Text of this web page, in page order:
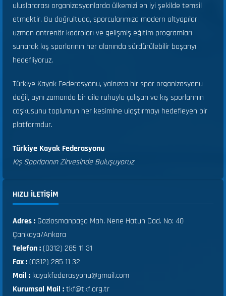
uluslararası organizasyonlarda ülkemizi en iyi şekilde temsil
etmektir. Bu doğrultuda, sporcularımıza modern altyapılar,
uzman antrenör kadroları ve gelişmiş eğitim programları
sunarak kış sporlarının her alanında sürdürülebilir başarıyı
hedefliyoruz.
Türkiye Kayak Federasyonu, yalnızca bir spor organizasyonu
değil, aynı zamanda bir aile ruhuyla çalışan ve kış sporlarının
coşkusunu toplumun her kesimine ulaştırmayı hedefleyen bir
platformdur.
Türkiye Kayak Federasyonu
Kış Sporlarının Zirvesinde Buluşuyoruz
HIZLI ILETIŞIM
Adres : Gaziosmanpaşa Mah. Nene Hatun Cad. No: 40
Çankaya/Ankara
Telefon :(0312) 285 11 31
Fax :(0312) 285 11 32
Mail : kayakfederasyonu@gmail.com
Kurumsal Mail :tkf@tkf.org.tr